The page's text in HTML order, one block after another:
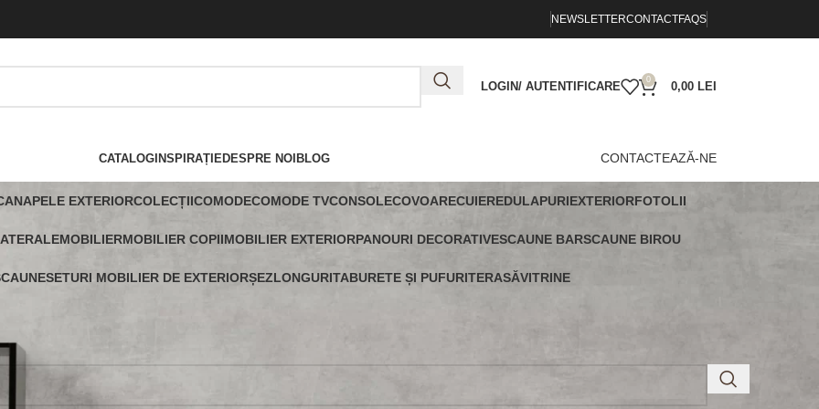
NEWSLETTERCONTACTFAQS
LOGIN/ AUTENTIFICARE
0
0,00 LEI
CATALOGINSPIRAȚIEDESPRE NOIBLOG CONTACTEAZĂ-NE
EXTERIORCOLECȚIICOMODECOMODE TVCONSOLECOVOARECUIEREDULAPURIEXTERIORFOTOLII
MOBILIERMOBILIER COPIIMOBILIER EXTERIORPANOURI DECORATIVESCAUNE BARSCAUNE BIROU
SETURI MOBILIER DE EXTERIORȘEZLONGURITABURETE ȘI PUFURITERASĂVITRINE